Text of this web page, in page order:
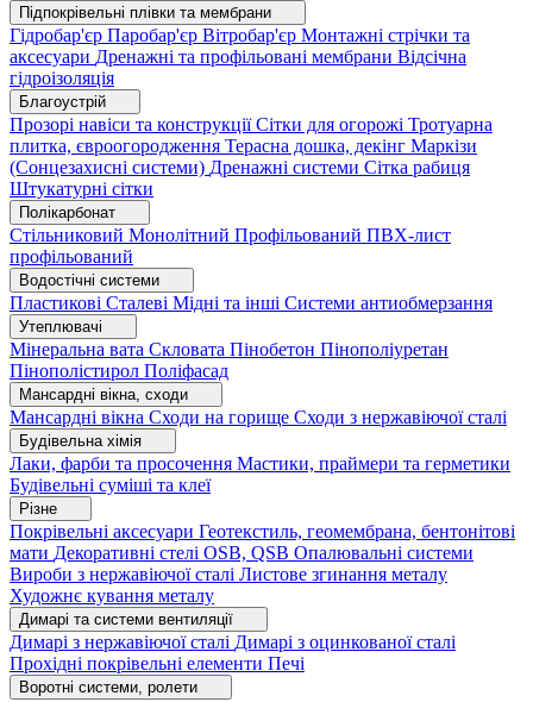
Підпокрівельні плівки та мембрани
Гідробар'єр Паробар'єр Вітробар'єр Монтажні стрічки та
аксесуари Дренажні та профільовані мембрани Відсічна
гідроізоляція
Благоустрій
Прозорі навіси та конструкціїСітки для огорожі Тротуарна
плитка, євроогородження Терасна дошка, декінг Маркізи
(Сонцезахисні системи) Дренажні системи Сітка рабиця
Штукатурні сітки
Полікарбонат
Стільниковий Монолітний Профільований ПВХ-лист
профільований
Водостічні системи
Пластикові Сталеві Мідні та інші Системи антиобмерзання
Утеплювачі
Мінеральна вата Скловата Пінобетон Пінополіуретан
Пінополістирол Поліфасад
Мансардні вікна, сходи
Мансардні вікна Сходи на горище Сходи з нержавіючої сталі
Будівельна хімія
Лаки, фарби та просочення Мастики, праймери та герметики
Будівельні суміші та клеї
Різне
Покрівельні аксесуари Геотекстиль, геомембрана, бентонітові
мати Декоративні стелі OSB, QSB Опалювальні системи
Вироби з нержавіючої сталі Листове згинання металу
Художнє кування металу
Димарі та системи вентиляції
Димарі з нержавіючої сталі Димарі з оцинкованої сталі
Прохідні покрівельні елементи Печі
Воротні системи, ролети